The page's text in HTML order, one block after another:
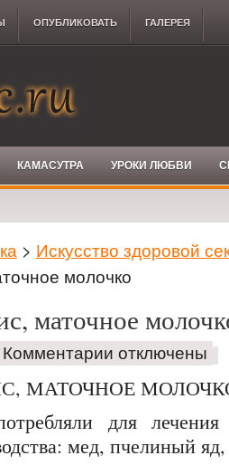
ОПУБЛИКОВАТЬ ГАЛЕРЕЯ
КАМАСУТРА УРОКИ ЛЮБВИ
> Искусство здоровой
молочко
маточное
Комментарии отключены
МАТОЧНОЕ
для лечения
мед, пчелиный